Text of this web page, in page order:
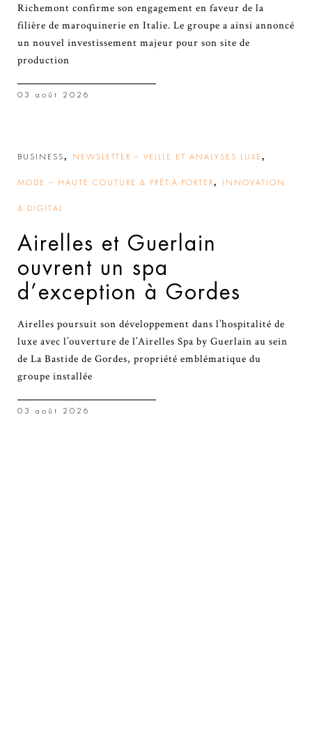
Richemont confirme son engagement en faveur de la
filière de maroquinerie en Italie. Le groupe a ainsi annoncé
un nouvel investissement majeur pour son site de
production
03 août 2026
BUSINESS, NEWSLETTER – VEILLE ET ANALYSES LUXE ,
MODE – HAUTE COUTURE & PRÊT-À-PORTER, INNOVATION
& DIGITAL
Airelles et Guerlain
ouvrent un spa
d’exception à Gordes
Airelles poursuit son développement dans l’hospitalité de
luxe avec l’ouverture de l’Airelles Spa by Guerlain au sein
de La Bastide de Gordes, propriété emblématique du
groupe installée
03 août 2026